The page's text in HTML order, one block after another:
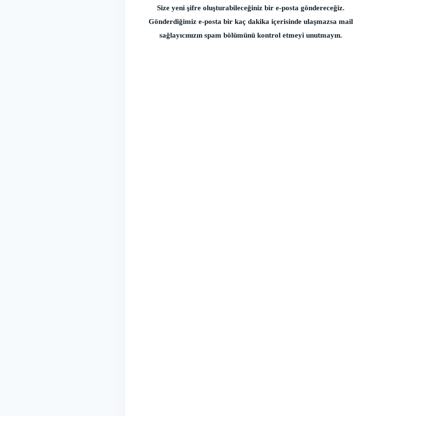
Size yeni şifre oluşturabileceğiniz bir e-posta göndereceğiz.
Gönderdiğimiz e-posta bir kaç dakika içerisinde ulaşmazsa mail
sağlayıcınızın spam bölümünü kontrol etmeyi unutmayın.